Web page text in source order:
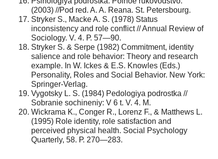
(2003) //Pod red. A. A. Reana. St. Petersbourg.
Stryker S., Macke A. S. (1978) Status
inconsistency and role conflict // Annual Review of
Sociology. V. 4. Р. 57—90.
Stryker S. & Serpe (1982) Commitment, identity
salience and role behavior: Theory and research
example. In W. Ickes & E.S. Knowles (Eds.)
Personality, Roles and Social Behavior. New York:
Springer-Verlag.
Vygotsky L. S. (1984) Pedologiya podrostka //
Sobranie sochineniy: V 6 t. V. 4. M.
Wickrama K., Conger R., Lorenz F., & Matthews L.
(1995) Role identity, role satisfaction and
perceived physical health. Social Psychology
Quarterly, 58. Р. 270—283.